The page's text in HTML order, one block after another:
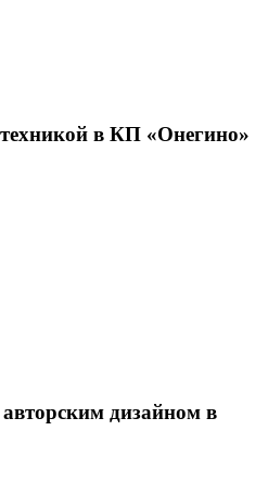
в КП «Онегино»
авторским дизайном в